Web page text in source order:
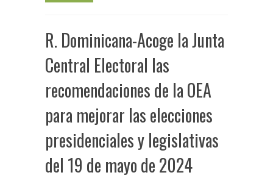
R. Dominicana-Acoge la Junta
Central Electoral las
recomendaciones de la OEA
para mejorar las elecciones
presidenciales y legislativas
del 19 de mayo de 2024